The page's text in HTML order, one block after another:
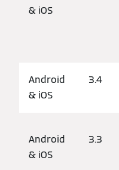
& iOS
Android
& iOS
3.4
Android
& iOS
3.3